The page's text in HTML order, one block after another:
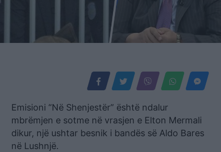
Emisioni “Në Shenjestër” është ndalur
mbrëmjen e sotme në vrasjen e Elton Mermali
dikur, një ushtar besnik i bandës së Aldo Bares
në Lushnjë.